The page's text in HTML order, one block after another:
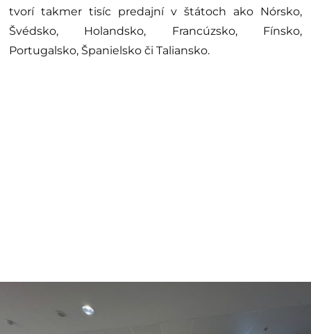
tvorí takmer tisíc predajní v štátoch ako Nórsko,
Švédsko, Holandsko, Francúzsko, Fínsko,
Portugalsko, Španielsko či Taliansko.